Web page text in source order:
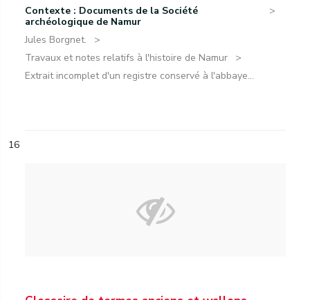
Contexte : Documents de la Société
archéologique de Namur
Jules Borgnet.
Travaux et notes relatifs à l'histoire de Namur
Extrait incomplet d'un registre conservé à l'abbaye...
16